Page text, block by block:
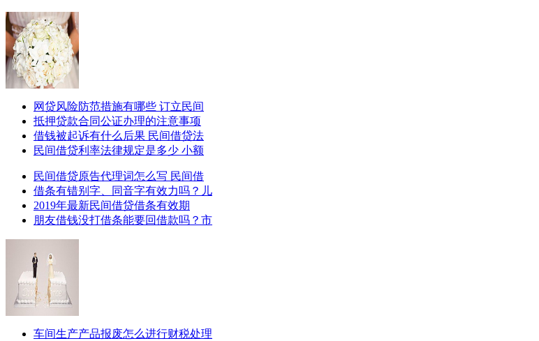
网贷风险防范措施有哪些 订立民间
抵押贷款合同公证办理的注意事项
借钱被起诉有什么后果 民间借贷法
民间借贷利率法律规定是多少 小额
民间借贷原告代理词怎么写 民间借
借条有错别字、同音字有效力吗？儿
2019年最新民间借贷借条有效期
朋友借钱没打借条能要回借款吗？市
车间生产产品报废怎么进行财税处理